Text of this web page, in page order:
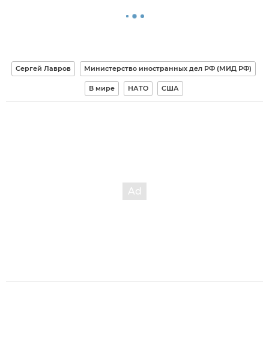
Сергей Лавров Министерство иностранных дел РФ (МИД РФ)
В мире НАТО США